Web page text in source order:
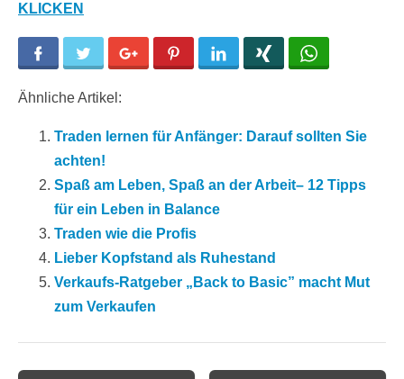
KLICKEN
Facebook Twitter Google+ Pinterest LinkedIn
Ähnliche Artikel:
Traden lernen für Anfänger: Darauf sollten Sie
achten!
Spaß am Leben, Spaß an der Arbeit– 12 Tipps
für ein Leben in Balance
Traden wie die Profis
Lieber Kopfstand als Ruhestand
Verkaufs-Ratgeber „Back to Basic” macht Mut
zum Verkaufen